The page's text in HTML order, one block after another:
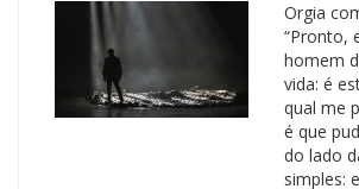
Orgia
“Pronto,
homem
vida: é
qual me
é que
do lado
simples: